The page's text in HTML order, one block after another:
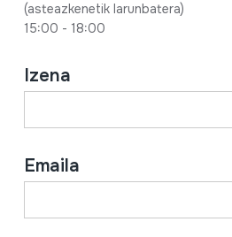
(asteazkenetik larunbatera)
15:00 - 18:00
Izena
Emaila